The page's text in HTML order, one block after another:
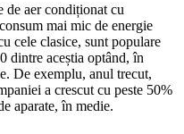
de aer condiționat cu
mai mic de energie
cele clasice, sunt populare
dintre aceștia optând, în
De exemplu, anul trecut,
a crescut cu peste 50%
aparate, în medie.